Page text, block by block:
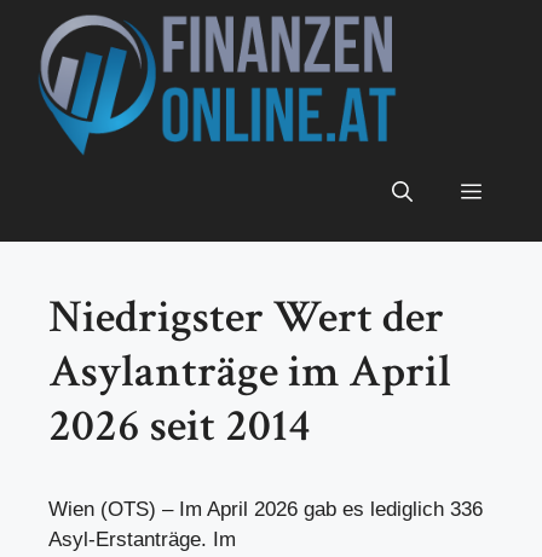
Inhalt
springen
Menü
Niedrigster Wert der
Asylanträge im April
2026 seit 2014
Wien (OTS) – Im April 2026 gab es lediglich 336
Asyl-Erstanträge. Im